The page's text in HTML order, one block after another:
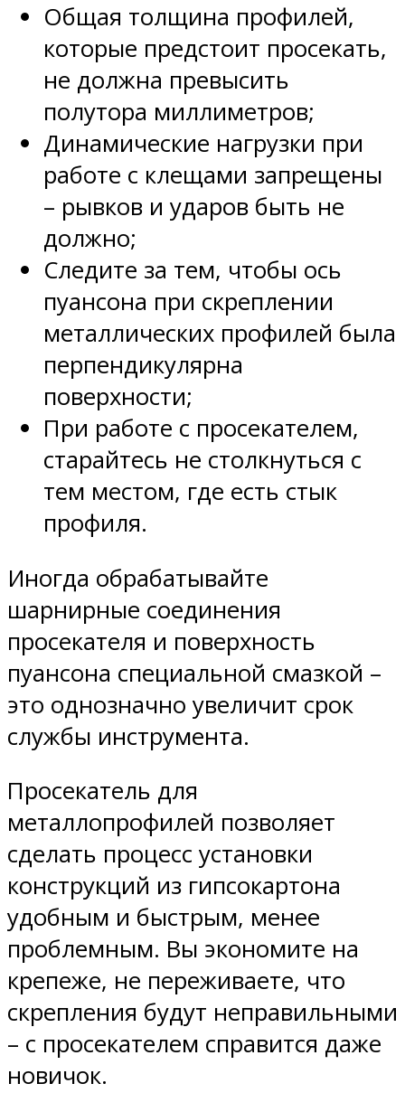
Общая толщина профилей,
которые предстоит просекать,
не должна превысить
полутора миллиметров;
Динамические нагрузки при
работе с клещами запрещены
– рывков и ударов быть не
должно;
Следите за тем, чтобы ось
пуансона при скреплении
металлических профилей была
перпендикулярна
поверхности;
При работе с просекателем,
старайтесь не столкнуться с
тем местом, где есть стык
профиля.
Иногда обрабатывайте
шарнирные соединения
просекателя и поверхность
пуансона специальной смазкой –
это однозначно увеличит срок
службы инструмента.
Просекатель для
металлопрофилей позволяет
сделать процесс установки
конструкций из гипсокартона
удобным и быстрым, менее
проблемным. Вы экономите на
крепеже, не переживаете, что
скрепления будут неправильными
– с просекателем справится даже
новичок.